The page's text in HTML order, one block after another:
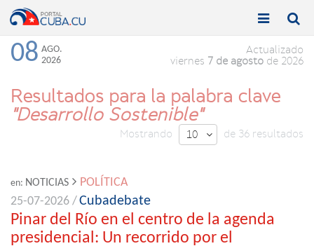
Toggle

Toggle

08 AGO.
2026
Actualizado
viernes 7 de agosto de 2026
Resultados para la palabra clave
"Desarrollo Sostenible"
Mostrando 10  de 36 resultados
en: NOTICIAS
POLÍTICA
25-07-2026 /Cubadebate
Pinar del Río en el centro de la agenda
presidencial: Un recorrido por el